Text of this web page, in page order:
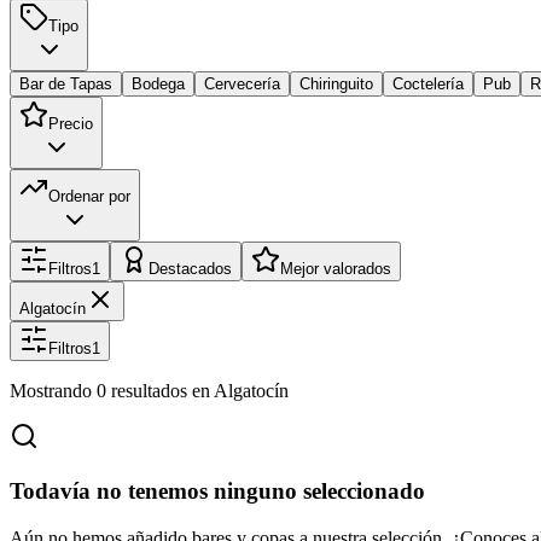
Tipo
Bar de Tapas Bodega Cervecería Chiringuito Coctelería Pub
Precio
Ordenar por
Filtros1 Destacados Mejor valorados
Algatocín
Filtros1
Mostrando 0 resultados en Algatocín
Todavía no tenemos ninguno seleccionado